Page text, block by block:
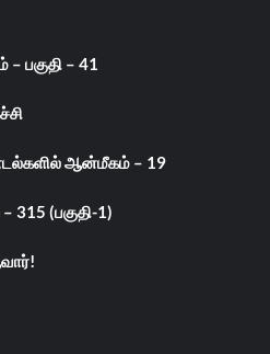
– பகுதி – 41
ஆன்மீகம் – 19
315 (பகுதி-1)